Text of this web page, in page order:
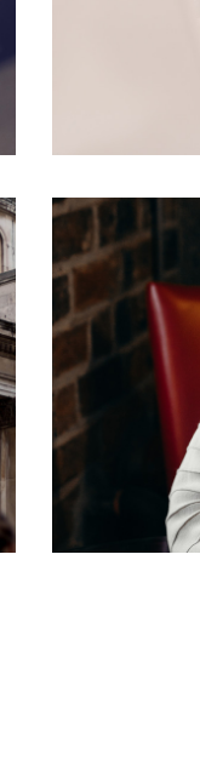
Business
Mayor